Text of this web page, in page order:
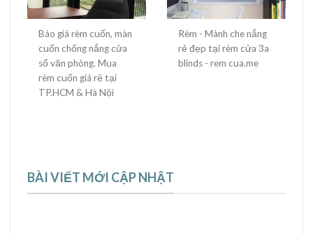
Báo giá rèm cuốn, màn
cuốn chống nắng cửa
sổ văn phòng. Mua
rèm cuốn giá rẻ tại
TP.HCM & Hà Nội
Rèm - Mành che nắng
rẻ đẹp tại rèm cửa 3a
blinds - rem cua.me
BÀI VIẾT MỚI CẬP NHẬT